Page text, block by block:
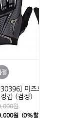
미즈노 B-303 배
갑 (검정)
원
원 (0%할인)